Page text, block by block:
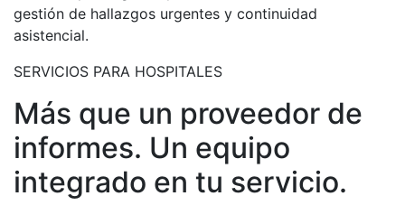
gestión de hallazgos urgentes y continuidad
asistencial.
SERVICIOS PARA HOSPITALES
Más que un proveedor de
informes. Un equipo
integrado en tu servicio.